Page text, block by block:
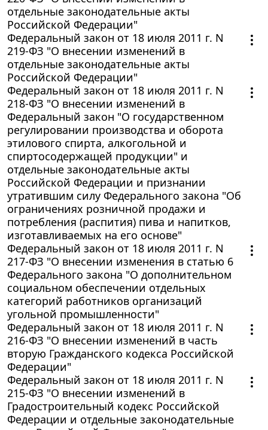
отдельные законодательные акты
Российской Федерации"
Федеральный закон от 18 июля 2011 г. N
219-ФЗ "О внесении изменений в
отдельные законодательные акты
Российской Федерации"
Федеральный закон от 18 июля 2011 г. N
218-ФЗ "О внесении изменений в
Федеральный закон "О государственном
регулировании производства и оборота
этилового спирта, алкогольной и
спиртосодержащей продукции" и
отдельные законодательные акты
Российской Федерации и признании
утратившим силу Федерального закона "Об
ограничениях розничной продажи и
потребления (распития) пива и напитков,
изготавливаемых на его основе"
Федеральный закон от 18 июля 2011 г. N
217-ФЗ "О внесении изменения в статью 6
Федерального закона "О дополнительном
социальном обеспечении отдельных
категорий работников организаций
угольной промышленности"
Федеральный закон от 18 июля 2011 г. N
216-ФЗ "О внесении изменений в часть
вторую Гражданского кодекса Российской
Федерации"
Федеральный закон от 18 июля 2011 г. N
215-ФЗ "О внесении изменений в
Градостроительный кодекс Российской
Федерации и отдельные законодательные